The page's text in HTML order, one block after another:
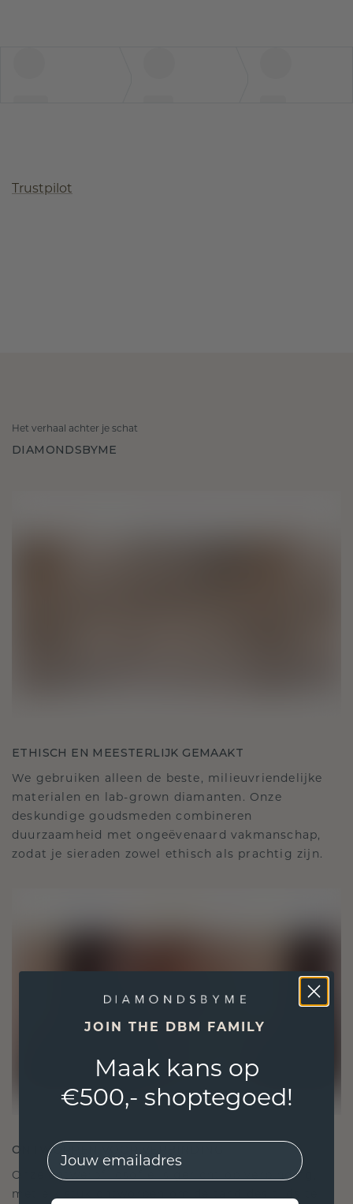
Trustpilot
Het verhaal achter je schat
DIAMONDSBYME
ETHISCH EN MEESTERLIJK GEMAAKT
We gebruiken alleen de beste, milieuvriendelijke
materialen en lab-grown diamanten. Onze
deskundige goudsmeden combineren
duurzaamheid met ongeëvenaard vakmanschap,
zodat je sieraden zowel ethisch als prachtig zijn.
ONTWORPEN VOOR VERBINDING
Onze ontwerpfilosofie is gericht op verbinding,
met elk stuk ontworpen om de tand des tijds te
JOIN THE DBM FAMILY
Maak kans op
€500,- shoptegoed!
EMail